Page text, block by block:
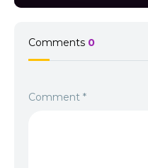
Comments 0
Comment *